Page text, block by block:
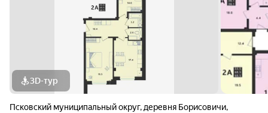
3D-тур
Псковский муниципальный округ, деревня Борисовичи,